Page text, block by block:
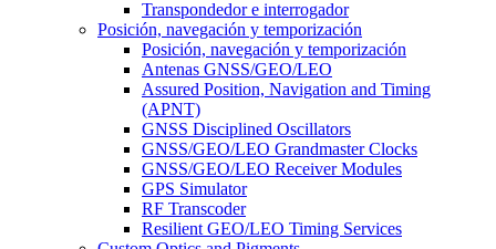
Transpondedor e interrogador
Posición, navegación y temporización
Posición, navegación y temporización
Antenas GNSS/GEO/LEO
Assured Position, Navigation and Timing
(APNT)
GNSS Disciplined Oscillators
GNSS/GEO/LEO Grandmaster Clocks
GNSS/GEO/LEO Receiver Modules
GPS Simulator
RF Transcoder
Resilient GEO/LEO Timing Services